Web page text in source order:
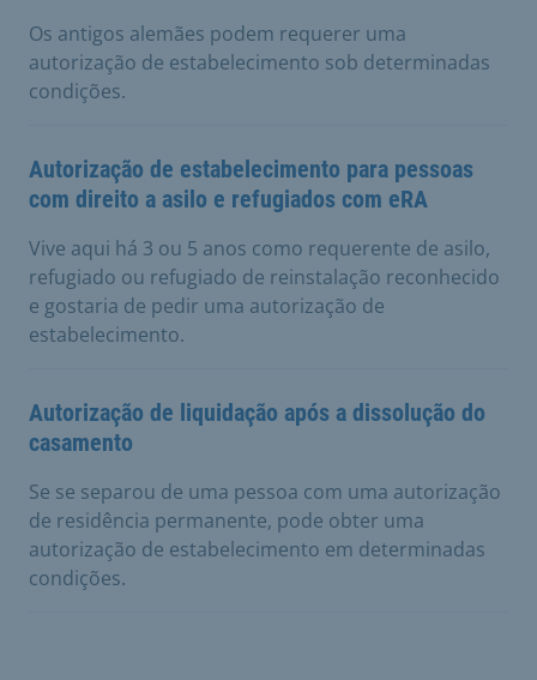
Os antigos alemães podem requerer uma
autorização de estabelecimento sob determinadas
condições.
Autorização de estabelecimento para pessoas
com direito a asilo e refugiados com eRA
Vive aqui há 3 ou 5 anos como requerente de asilo,
refugiado ou refugiado de reinstalação reconhecido
e gostaria de pedir uma autorização de
estabelecimento.
Autorização de liquidação após a dissolução do
casamento
Se se separou de uma pessoa com uma autorização
de residência permanente, pode obter uma
autorização de estabelecimento em determinadas
condições.